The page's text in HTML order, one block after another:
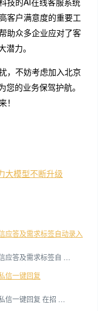
客户满意度的重要工
助众多企业应对了客
力。
，不妨考虑加入北京
的业务保驾护航。
！
大模型不断升级
应答及需求标签自动录入
应答及需求标签自 …
信一键回复
信一键回复 在招 …